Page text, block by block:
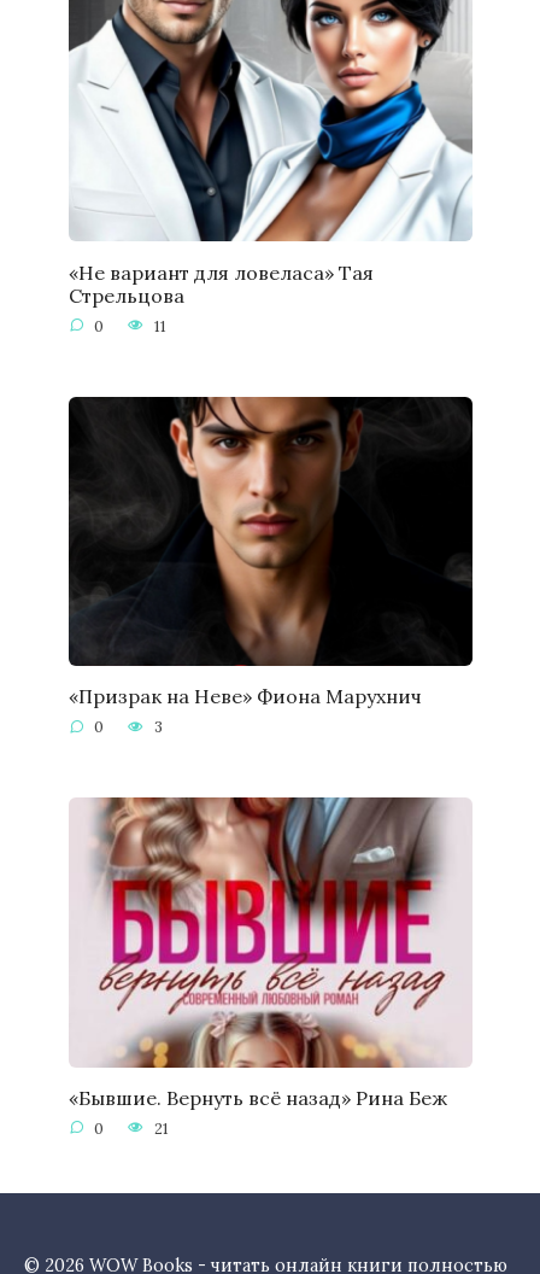
«Не вариант для ловеласа» Тая
Стрельцова
0 11
«Призрак на Неве» Фиона Марухнич
0 3
«Бывшие. Вернуть всё назад» Рина Беж
0 21
© 2026 WOW Books - читать онлайн книги полностью